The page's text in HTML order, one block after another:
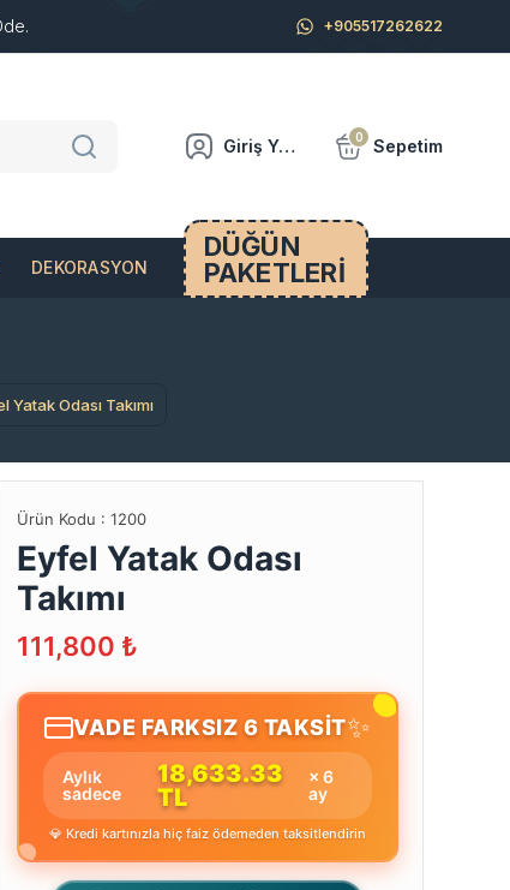
+905517262622
Giriş Yap 0 Sepetim
DEKORASYON
DÜĞÜN
PAKETLERİ
Yatak Odası Takımı
Ürün Kodu : 1200
Eyfel Yatak Odası
Takımı
111,800 ₺
VADE FARKSIZ 6 TAKSİT✨
Aylık
sadece
18,633.33
TL
× 6
ay
💎 Kredi kartınızla hiç faiz ödemeden taksitlendirin